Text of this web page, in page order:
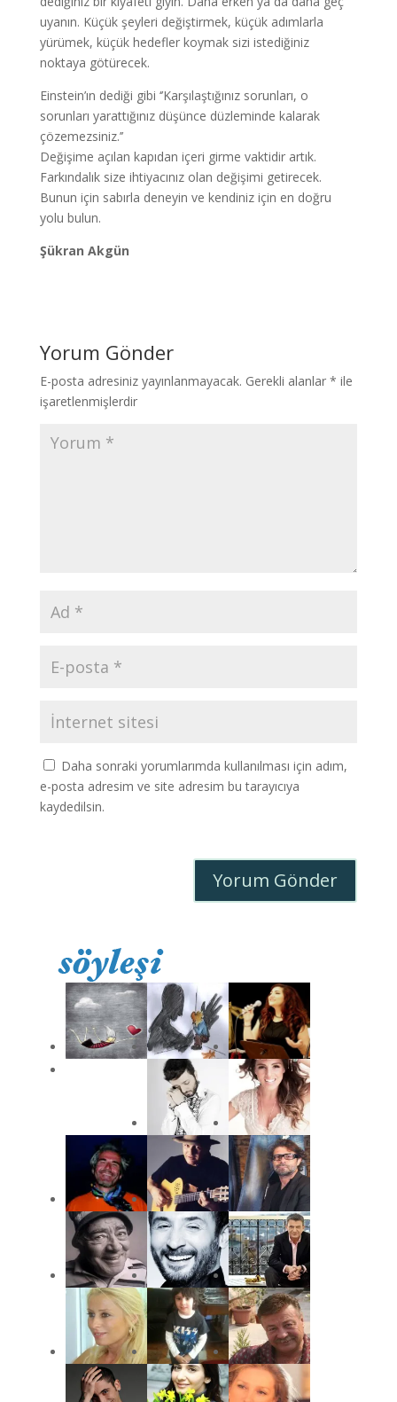
uyanın. Küçük şeyleri değiştirmek, küçük adımlarla
yürümek, küçük hedefler koymak sizi istediğiniz
noktaya götürecek.
Einstein’ın dediği gibi ‘’Karşılaştığınız sorunları, o
sorunları yarattığınız düşünce düzleminde kalarak
çözemezsiniz.’’
Değişime açılan kapıdan içeri girme vaktidir artık.
Farkındalık size ihtiyacınız olan değişimi getirecek.
Bunun için sabırla deneyin ve kendiniz için en doğru
yolu bulun.
Şükran Akgün
Yorum Gönder
E-posta adresiniz yayınlanmayacak. Gerekli alanlar * ile
işaretlenmişlerdir
Daha sonraki yorumlarımda kullanılması için adım,
e-posta adresim ve site adresim bu tarayıcıya
kaydedilsin.